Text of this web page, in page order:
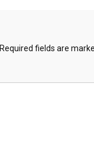
Required fields are